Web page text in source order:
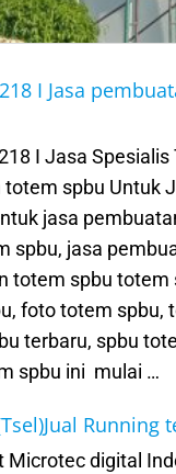
I Jasa
I Jasa Spesialis
spbu Untuk
jasa
spbu, jasa
totem spbu totem
foto totem spbu,
terbaru, spbu
spbu ini mulai …
Running
Microtec digital